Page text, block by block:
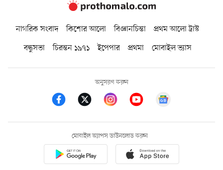
নাগরিক সংবাদ কিশোর আলো বিজ্ঞানচিন্তা
প্রথম আলো ট্রাস্ট
বন্ধুসভা
চিরন্তন ১৯৭১ ইপেপার প্রথমা মোবাইল ভ্যাস
অনুসরণ করুন
মোবাইল অ্যাপস ডাউনলোড করুন